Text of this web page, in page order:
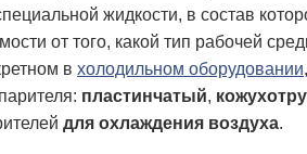
жидкости, в состав
от того, какой тип рабочей
в холодильном оборудовании
пластинчатый,
для охлаждения воздуха.